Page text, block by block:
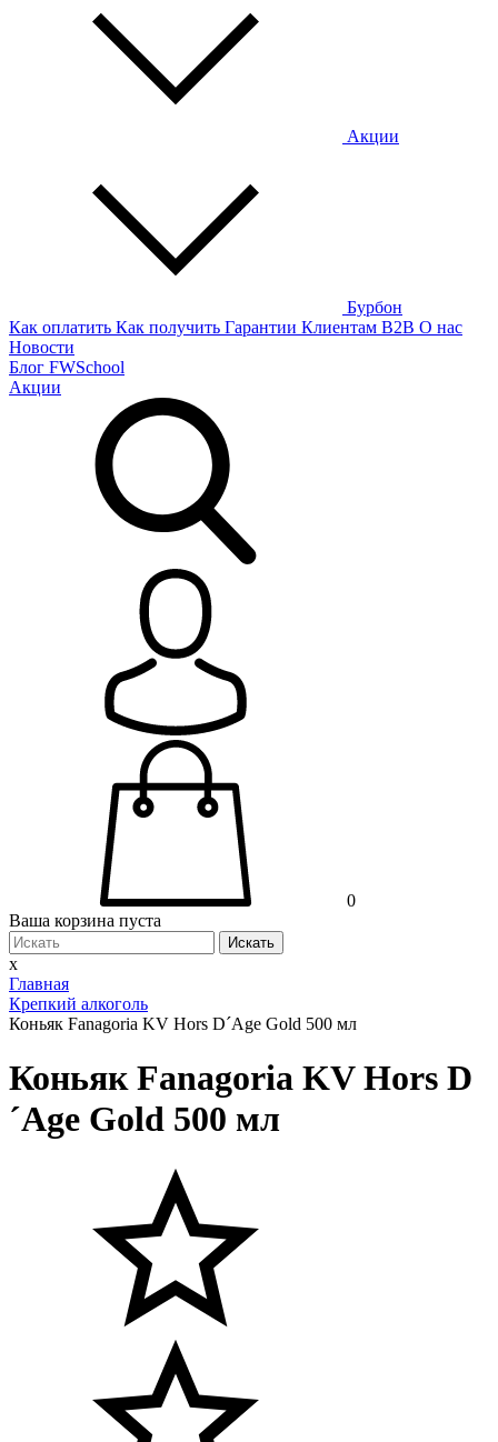
Акции
Бурбон
Как оплатить Как получить Гарантии Клиентам B2B О нас
Новости
Блог FWSchool
Акции
0
Ваша корзина пуста
Искать
x
Главная
Крепкий алкоголь
Коньяк Fanagoria KV Hors D´Age Gold 500 мл
Коньяк Fanagoria KV Hors D
´Age Gold 500 мл